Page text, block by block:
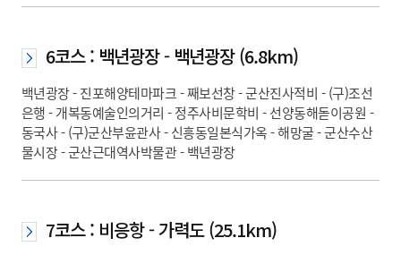
6코스 : 백년광장 - 백년광장 (6.8km)
백년광장 - 진포해양테마파크 - 째보선창 - 군산진사적비 - (구)조선
은행 - 개복동예술인의거리 - 정주사비문학비 - 선양동해돋이공원 -
동국사 - (구)군산부윤관사 - 신흥동일본식가옥 - 해망굴 - 군산수산
물시장 - 군산근대역사박물관 - 백년광장
7코스 : 비응항 - 가력도 (25.1km)